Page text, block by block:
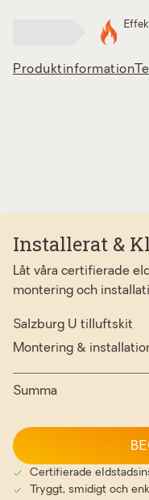
Produktinformation
Installerat &
Låt våra certifierade
montering och
Salzburg U tilluftskit
Montering &
Summa
Certifierade
Tryggt, smidigt och